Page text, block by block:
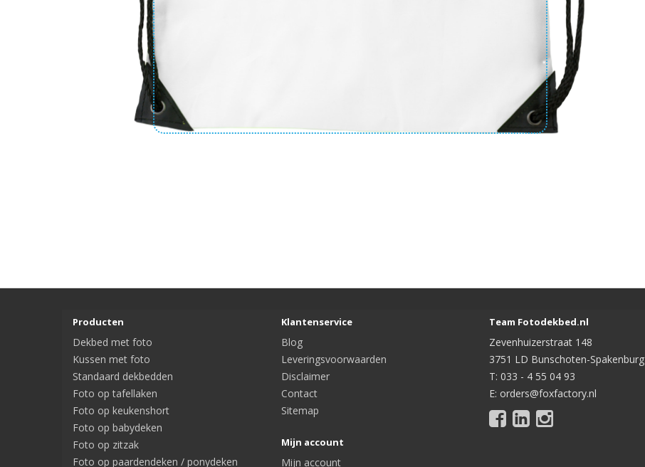
Producten
Dekbed met foto
Kussen met foto
Standaard dekbedden
Foto op tafellaken
Foto op keukenshort
Foto op babydeken
Foto op zitzak
Foto op paardendeken / ponydeken
Klantenservice
Blog
Leveringsvoorwaarden
Disclaimer
Contact
Sitemap
Mijn account
Mijn account
Team Fotodekbed.nl
Zevenhuizerstraat 148
3751 LD Bunschoten-Spakenburg
T: 033 - 4 55 04 93
E: orders@foxfactory.nl